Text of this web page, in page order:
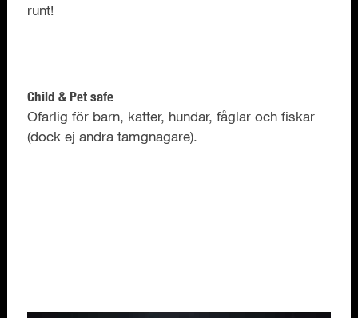
runt!
Child & Pet safe
Ofarlig för barn, katter, hundar, fåglar och fiskar
(dock ej andra tamgnagare).